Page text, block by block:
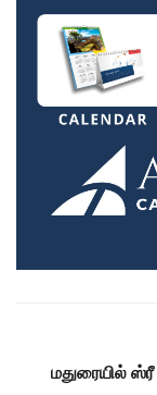
மதுரையில்